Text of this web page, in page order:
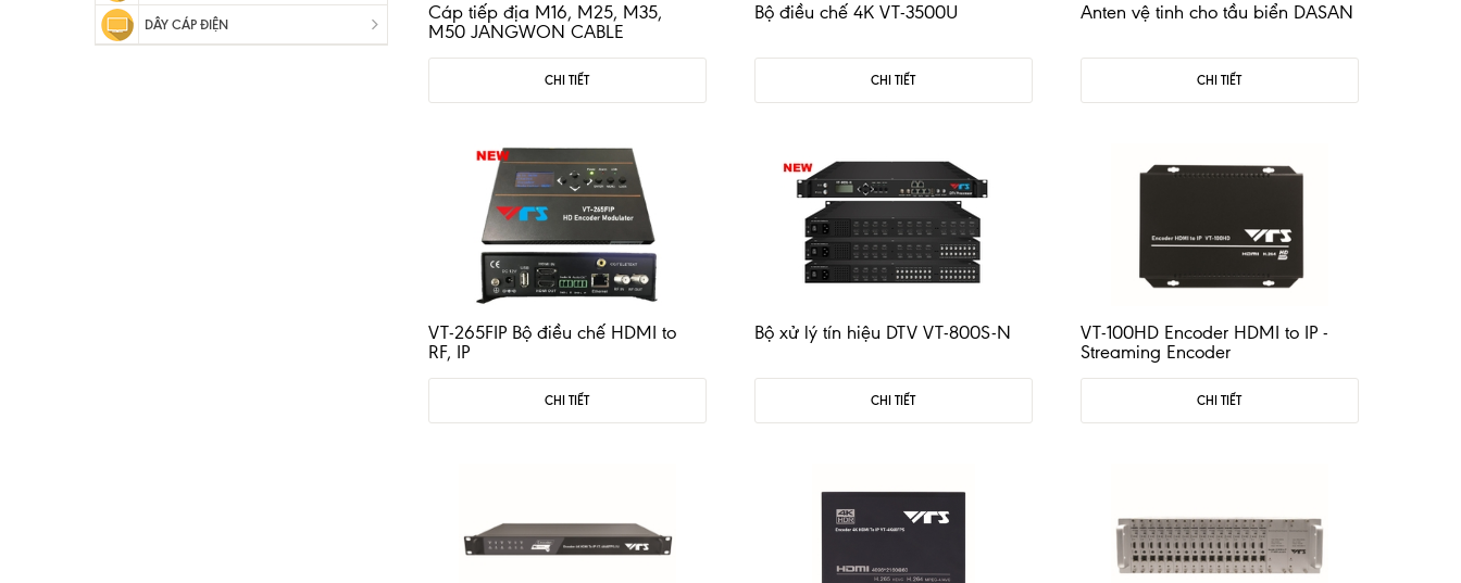
Cáp tiếp địa M16, M25, M35,
M50 JANGWON CABLE
CHI TIẾT
Bộ điều chế 4K VT-3500U
CHI TIẾT
Anten vệ tinh cho tầu biển DASAN
CHI TIẾT
VT-265FIP Bộ điều chế HDMI to
RF, IP
CHI TIẾT
Bộ xử lý tín hiệu DTV VT-800S-N
CHI TIẾT
VT-100HD Encoder HDMI to IP -
Streaming Encoder
CHI TIẾT
DÂY CÁP ĐIỆN